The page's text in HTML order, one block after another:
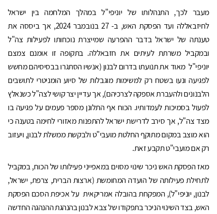
מעבר לכך, התנהלותו של יוניפי"ל במהלך המלחמה בין ישראל
לחיזבאללה ועד הפסקת האש, ב- 27 בנובמבר 2024, אך ביססה את
טענתה של ישראל בדבר ההפרעה שמייצרת נוכחותו לפעילות צה"ל
ובמקביל משרתת לעיתים את חזבאללה. בתקופה זו אומנם צמצם
יוניפי"ל מאוד את תנועתו בדרום לבנון (אנשיו הסתגרו בבסיסיהם מחשש
לפגיעה ונעו בשטח רק למשימות מוגבלות של סיוע הומניטרי לתושבים
הלבנונים ולהעברת אספקה לצרכיהם), אך עדיין יצר קושי לצה"ל כשנאלץ
לפעול בסמיכות לעמדותיו. הכוח אף התלונן מספר פעמים על פגיעה בו
מצד צה"ל, אך סירב לדרישת ישראל להתפנות מאזורי לחימה בטענה כי
הוא מוצב במקום מתוקף החלטת מועבי"ט ולבקשת ממשלת לבנון, ויעזוב
רק אם מועבי"ט תקבע זאת.
מאז הפסקת האש ניכר שינוי מסוים במאפייני פעילותו של הכוח, במקביל
לתחילת פעילותה של הועדה המחומשת (ארצות הברית, צרפת, ישראל,
לבנון, יוניפי"ל), המפקחת בהובלה אמריקאית על אכיפת הסכם הפסקת
האש, בצד השינוי הניכר בתפקודו של צבא לבנון בהנהגת ההנהגה החדשה